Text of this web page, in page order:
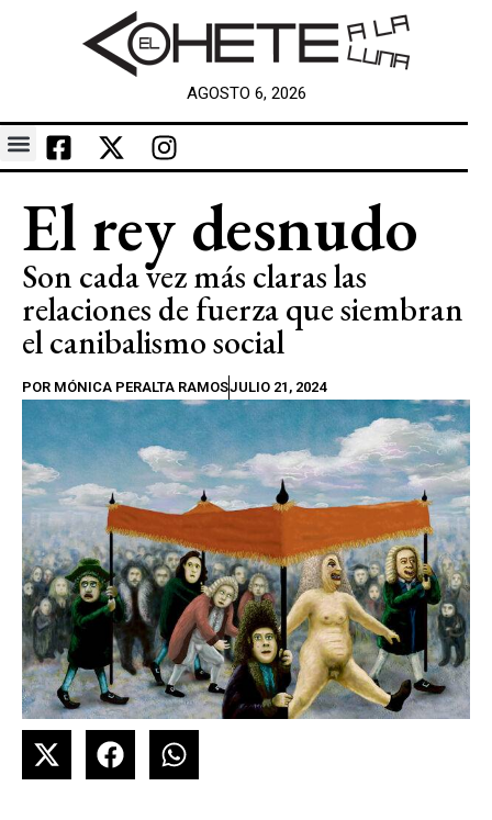
AGOSTO 6, 2026
El rey desnudo
Son cada vez más claras las
relaciones de fuerza que siembran
el canibalismo social
POR MÓNICA PERALTA RAMOSJULIO 21, 2024